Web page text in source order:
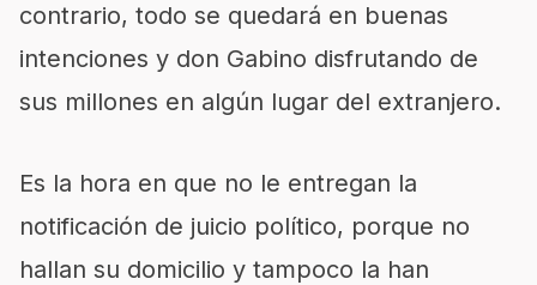
contrario, todo se quedará en buenas
intenciones y don Gabino disfrutando de
sus millones en algún lugar del extranjero.
Es la hora en que no le entregan la
notificación de juicio político, porque no
hallan su domicilio y tampoco la han